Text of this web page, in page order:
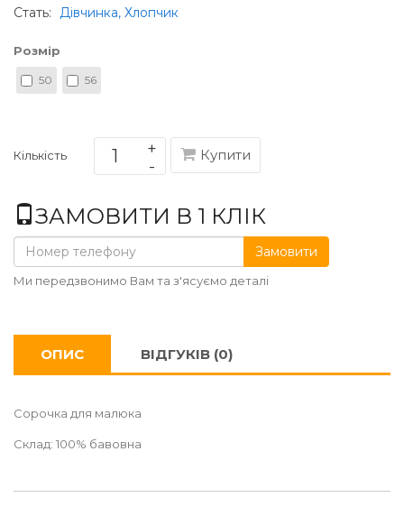
Стать: Дівчинка, Хлопчик
Розмір
50 56
Кількість Купити
ЗАМОВИТИ В 1 КЛІК
Замовити
Ми передзвонимо Вам та з'ясуємо деталі
ОПИС ВІДГУКІВ (0)
Сорочка для малюка
Склад: 100% бавовна